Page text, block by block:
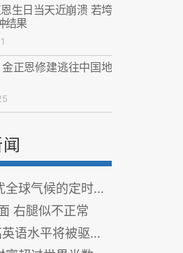
生日当天近崩溃 若垮
结果
正恩修建逃往中国地
气候的定时炸弹
右腿似不正常
水平将被驱逐出境